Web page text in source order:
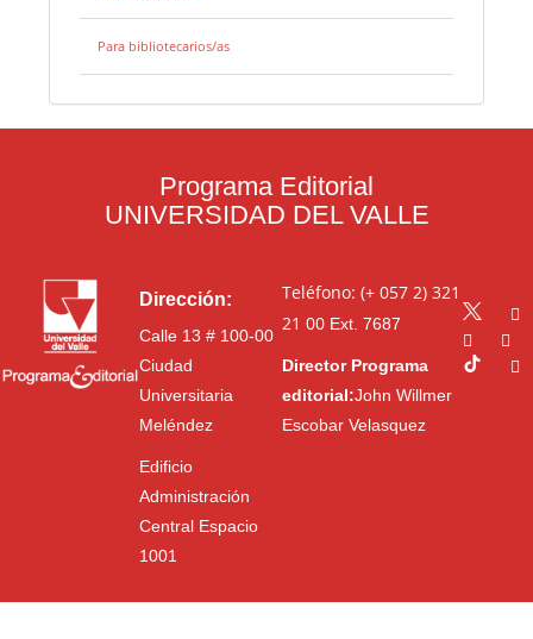
Para bibliotecarios/as
Programa Editorial
UNIVERSIDAD DEL VALLE
Dirección:
Calle 13 # 100-00
Ciudad
Universitaria
Meléndez
Edificio
Administración
Central Espacio
1001
Teléfono: (+ 057 2) 321
21 00Ext. 7687
Director Programa
editorial:John Willmer
Escobar Velasquez